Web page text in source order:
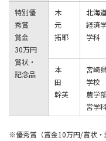
特別優
秀賞
賞金
30万円
賞状・
記念品
木
元
拓耶
北海
経済
学科
本
田
幹英
宮崎
学校
農学
営学
※優秀賞（賞金10万円/賞状・